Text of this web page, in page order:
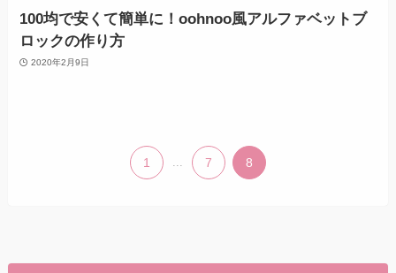
100均で安くて簡単に！oohnoo風アルファベットブ
ロックの作り方
2020年2月9日
1 7 8